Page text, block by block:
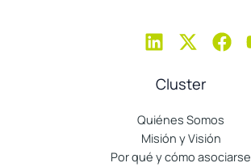
Cluster
Quiénes Somos
Misión y Visión
Por qué y cómo asociarse